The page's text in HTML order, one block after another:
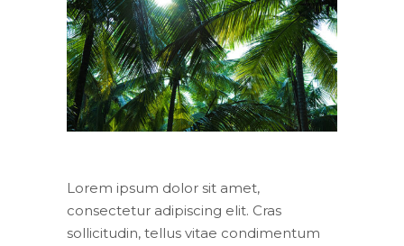
Lorem ipsum dolor sit amet,
consectetur adipiscing elit. Cras
sollicitudin, tellus vitae condimentum